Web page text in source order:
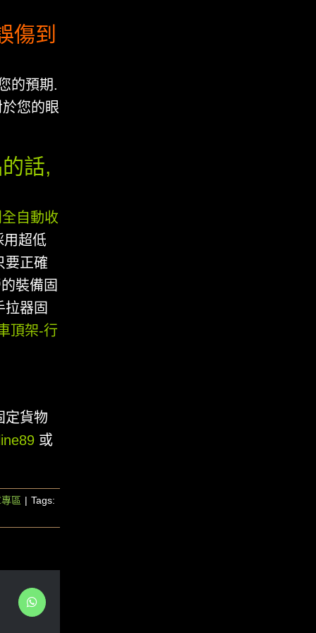
傷到
的預期.
您的眼
話,
自動收
用超低
要正確
裝備固
拉器固
頂架-行
定貨物
或
區 | Tags:
WhatsApp